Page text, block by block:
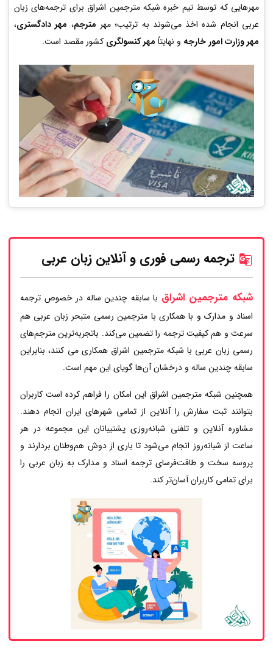
مهرهایی که توسط تیم خبره شبکه مترجمین اشراق برای ترجمه‌های زبان
عربی انجام شده اخذ می‌شوند به ترتیب؛ مهر مترجم، مهر دادگستری،
مهر وزارت امور خارجه و نهایتاً مهر کنسولگری کشور مقصد است.
ترجمه رسمی فوری و آنلاین زبان عربی
شبکه مترجمین اشراق با سابقه چندین ساله در خصوص ترجمه
اسناد و مدارک و با همکاری با مترجمین رسمی متبحر زبان عربی هم
سرعت و هم کیفیت ترجمه را تضمین می‌کند. باتجربه‌ترین مترجم‌های
رسمی زبان عربی با شبکه مترجمین اشراق همکاری می کنند، بنابراین
سابقه چندین ساله و درخشان آن‌ها گویای این مهم است.
همچنین شبکه مترجمین اشراق این امکان را فراهم کرده است کاربران
بتوانند ثبت سفارش را آنلاین از تمامی شهرهای ایران انجام دهند.
مشاوره آنلاین و تلفنی شبانه‌روزی پشتیبانان این مجموعه در هر
ساعت از شبانه‌روز انجام می‌شود تا باری از دوش هم‌وطنان بردارند و
پروسه سخت و طاقت‌فرسای ترجمه اسناد و مدارک به زبان عربی را
برای تمامی کاربران آسان‌تر کند.